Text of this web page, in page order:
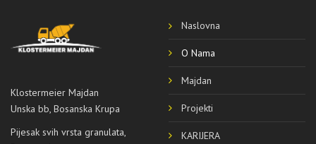
Klostermeier Majdan
Unska bb, Bosanska Krupa
Pijesak svih vrsta granulata,
Naslovna
O Nama
Majdan
Projekti
KARIJERA